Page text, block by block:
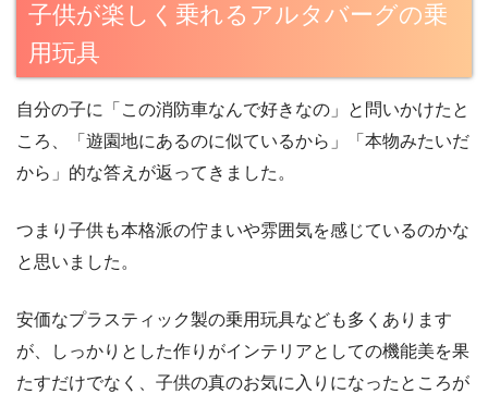
子供が楽しく乗れるアルタバーグの乗
用玩具
自分の子に「この消防車なんで好きなの」と問いかけたと
ころ、「遊園地にあるのに似ているから」「本物みたいだ
から」的な答えが返ってきました。
つまり子供も本格派の佇まいや雰囲気を感じているのかな
と思いました。
安価なプラスティック製の乗用玩具なども多くあります
が、しっかりとした作りがインテリアとしての機能美を果
たすだけでなく、子供の真のお気に入りになったところが